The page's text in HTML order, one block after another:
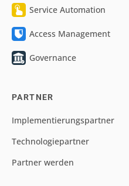
Service Automation
Access Management
Governance
PARTNER
Implementierungspartner
Technologiepartner
Partner werden